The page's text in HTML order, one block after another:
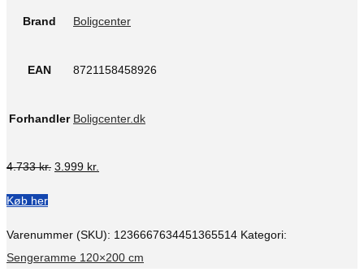
Brand Boligcenter
EAN 8721158458926
Forhandler Boligcenter.dk
4.733kr. Den
var:
4.733 kr..
3.999 kr.
er:
3.999 kr..
Køb her
Varenummer (SKU): 1236667634451365514 Kategori:
Sengeramme 120×200 cm